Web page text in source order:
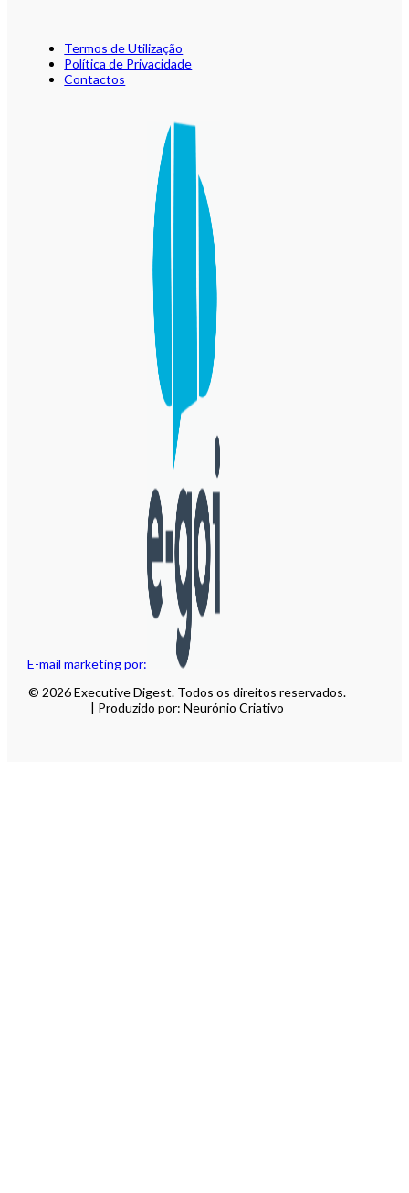
E-mail marketing por:
Termos de Utilização
Política de Privacidade
Contactos
© 2026 Executive Digest. Todos os direitos reservados.
| Produzido por: Neurónio Criativo